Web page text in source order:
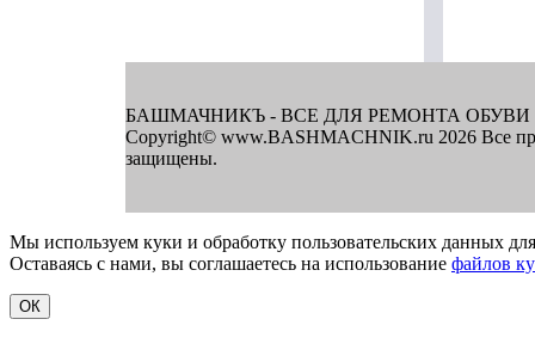
БАШМАЧНИКЪ - ВСЕ ДЛЯ РЕМОНТА ОБУВИ
Copyright© www.BASHMACHNIK.ru 2026 Все
защищены.
Мы используем куки и обработку пользовательских данных
Оставаясь с нами, вы соглашаетесь на использование файлов
ОК